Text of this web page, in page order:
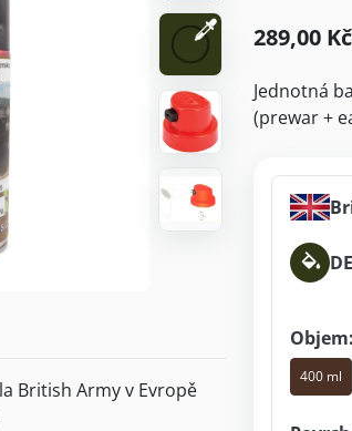
289,00 Kč
Jednotná
(prewar +
400 ml
British Army v Evropě